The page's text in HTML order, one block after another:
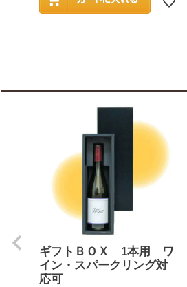
ギフトＢＯＸ 1本用 ワ
イン・スパークリング対
応可